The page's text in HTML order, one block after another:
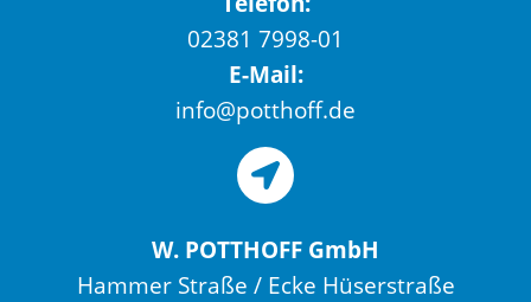
02381 7998-01
E-Mail:
info@potthoff.de
W. POTTHOFF GmbH
Hammer Straße / Ecke Hüserstraße